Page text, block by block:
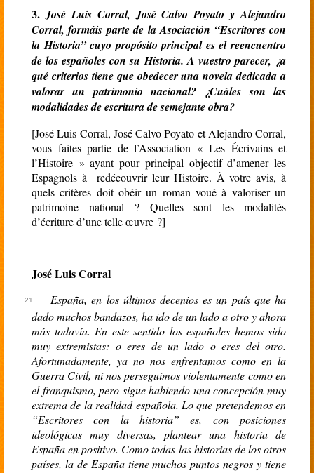
3.José Luis Corral, José Calvo Poyato y Alejandro
Corral, formáis parte de la Asociación “Escritores con
la Historia” cuyo propósito principal es el reencuentro
de los españoles con su Historia. A vuestro parecer, ¿a
qué criterios tiene que obedecer una novela dedicada a
valorar un patrimonio nacional? ¿Cuáles son las
modalidades de escritura de semejante obra?
[José Luis Corral, José Calvo Poyato et Alejandro Corral,
vous faites partie de l’Association « Les Écrivains et
l’Histoire » ayant pour principal objectif d’amener les
Espagnols à redécouvrir leur Histoire. À votre avis, à
quels critères doit obéir un roman voué à valoriser un
patrimoine national ? Quelles sont les modalités
d’écriture d’une telle œuvre ?]
José Luis Corral
España, en los últimos decenios es un país que ha
dado muchos bandazos, ha ido de un lado a otro y ahora
más todavía. En este sentido los españoles hemos sido
muy extremistas: o eres de un lado o eres del otro.
Afortunadamente, ya no nos enfrentamos como en la
Guerra Civil, ni nos perseguimos violentamente como en
el franquismo, pero sigue habiendo una concepción muy
extrema de la realidad española. Lo que pretendemos en
“Escritores con la historia” es, con posiciones
ideológicas muy diversas, plantear una historia de
España en positivo. Como todas las historias de los otros
países, la de España tiene muchos puntos negros y tiene